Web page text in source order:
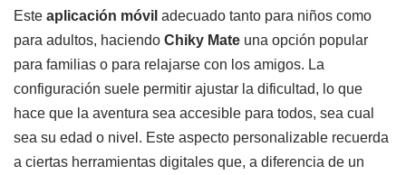
Este aplicación móvil adecuado tanto para niños como
para adultos, haciendo Chiky Mate una opción popular
para familias o para relajarse con los amigos. La
configuración suele permitir ajustar la dificultad, lo que
hace que la aventura sea accesible para todos, sea cual
sea su edad o nivel. Este aspecto personalizable recuerda
a ciertas herramientas digitales que, a diferencia de un